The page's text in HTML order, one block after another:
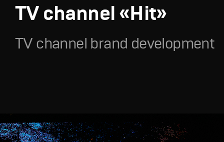
TV channel «Hit»
TV channel brand development